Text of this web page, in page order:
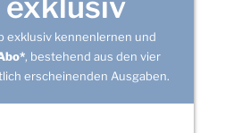
exklusiv kennenlernen und
, bestehend aus den vier
erscheinenden Ausgaben.